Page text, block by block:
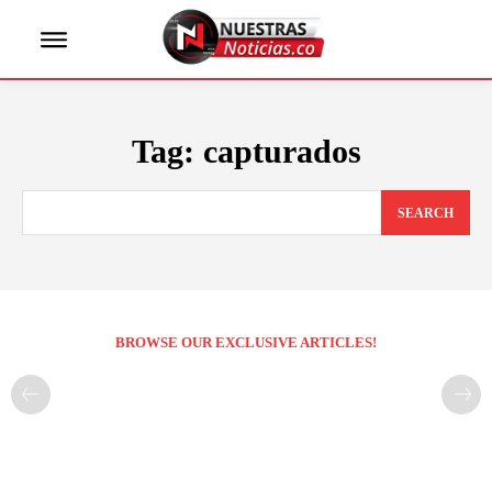
Tag: capturados
SEARCH
BROWSE OUR EXCLUSIVE ARTICLES!